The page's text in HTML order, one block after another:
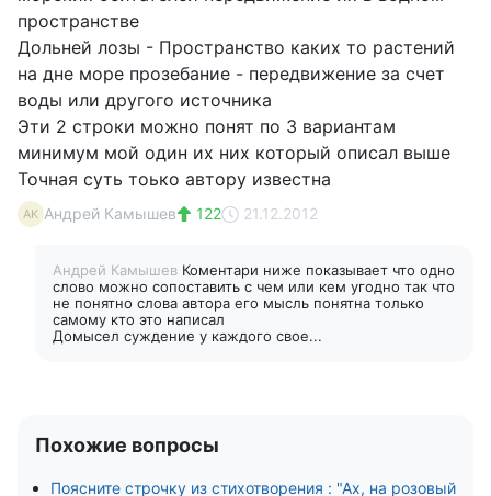
пространстве
Дольней лозы - Пространство каких то растений
на дне море прозебание - передвижение за счет
воды или другого источника
Эти 2 строки можно понят по 3 вариантам
минимум мой один их них который описал выше
Точная суть тоько автору известна
АК Андрей Камышев 122 21.12.2012
Андрей Камышев Коментари ниже показывает что одно
слово можно сопоставить с чем или кем угодно так что
не понятно слова автора его мысль понятна только
самому кто это написал
Домысел суждение у каждого свое...
Похожие вопросы
Поясните строчку из стихотворения : "Ах, на розовый